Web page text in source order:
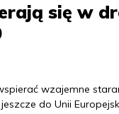
się w
wzajemne
do Unii